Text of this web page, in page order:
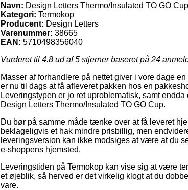
Navn: Design Letters Thermo/Insulated TO GO Cup
Kategori: Termokop
Producent: Design Letters
Varenummer: 38665
EAN: 5710498356040
Vurderet til 4.8 ud af 5 stjerner baseret på 24
Masser af forhandlere på nettet giver i vore dage
er nu til dags at få afleveret pakken hos en
Leveringstypen er jo ret uproblematisk, samt
Design Letters Thermo/Insulated TO GO Cup.
Du bør på samme måde tænke over at få leveret
beklageligvis et hak mindre prisbillig, men
leveringsversion kan ikke modsiges at være at du
e-shoppens hjemsted.
Leveringstiden på Termokop kan vise sig at være
et øjeblik, så herved er det virkelig klogt at du
vare.